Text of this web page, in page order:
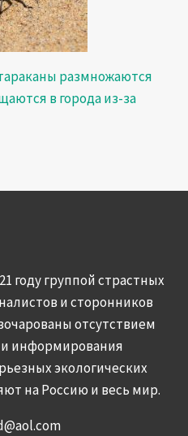
размножаются
в города из-за
году группой страстных
и сторонников
отсутствием
информирования
экологических
на Россию и весь мир.